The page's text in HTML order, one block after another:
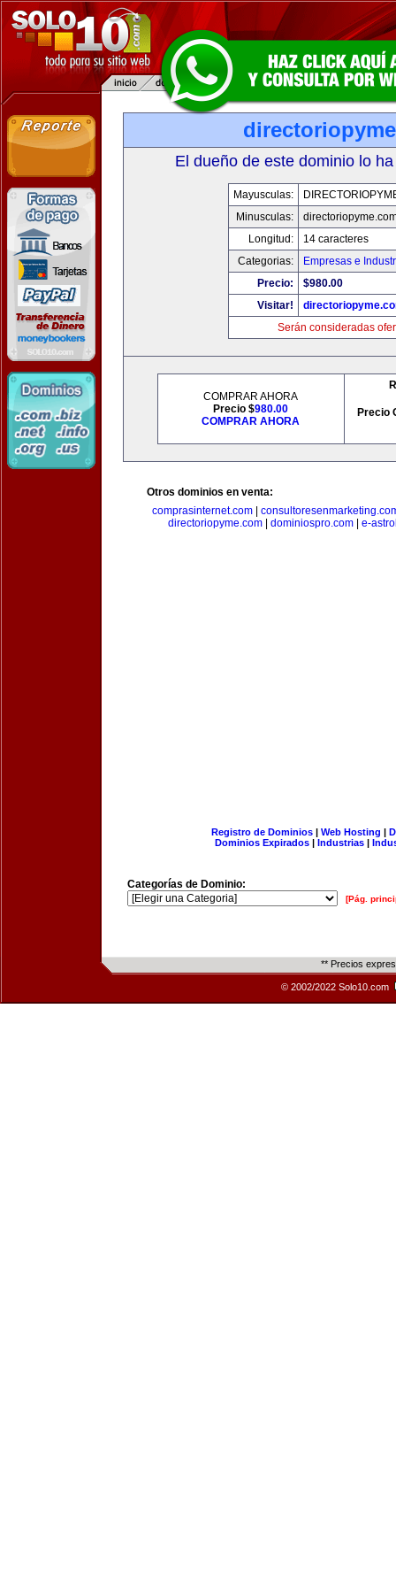
El dueño de este dominio lo
Mayusculas:
Minusculas:
Longitud:
14 caracteres
Categorias:
Empresas e
Precio:
$980.00
Visitar!
Serán consideradas
COMPRAR AHORA
Precio $980.00
COMPRAR AHORA
Precio
Otros dominios en venta:
comprasinternet.com|
directoriopyme.com| dominiospro.com| e-
Registro de Dominios| Web Hosting |
Dominios Expirados | Industrias |
Categorías de Dominio:
[Pág.
** Precios
© 2002/2022 Solo10.com